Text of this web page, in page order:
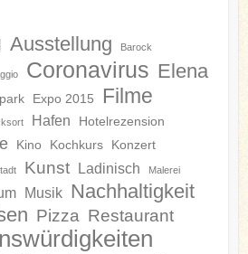
Ausstellung Barock
Coronavirus Elena
Expo 2015 Filme
Hafen Hotelrezension
Kino Kochkurs Konzert
Kunst Ladinisch Malerei
Musik Nachhaltigkeit
Pizza Restaurant